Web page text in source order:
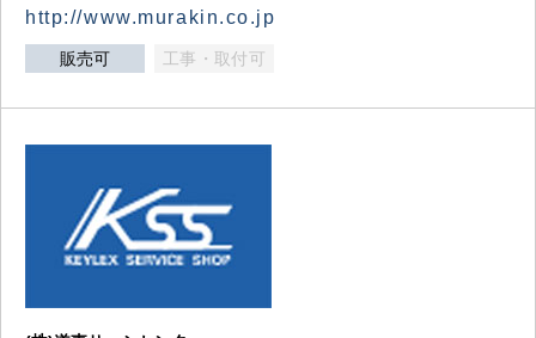
http://www.murakin.co.jp
販売可 工事・取付可